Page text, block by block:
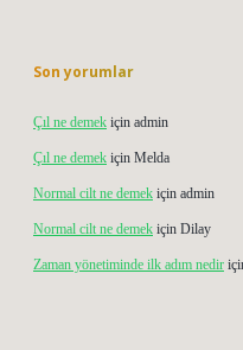
Son yorumlar
Çıl ne demek için admin
Çıl ne demek için Melda
Normal cilt ne demek için admin
Normal cilt ne demek için Dilay
Zaman yönetiminde ilk adım nedir